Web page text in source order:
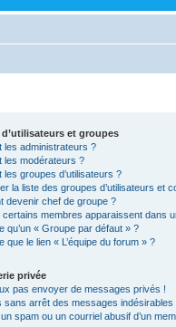
d’utilisateurs et groupes
les administrateurs ?
les modérateurs ?
les groupes d’utilisateurs ?
la liste des groupes d’utilisateurs et
devenir chef de groupe ?
certains membres apparaissent dans
qu’un « Groupe par défaut » ?
que le lien « L’équipe du forum » ?
privée
pas envoyer de messages privés !
sans arrêt des messages indésirables
un spam ou un courriel abusif d’un